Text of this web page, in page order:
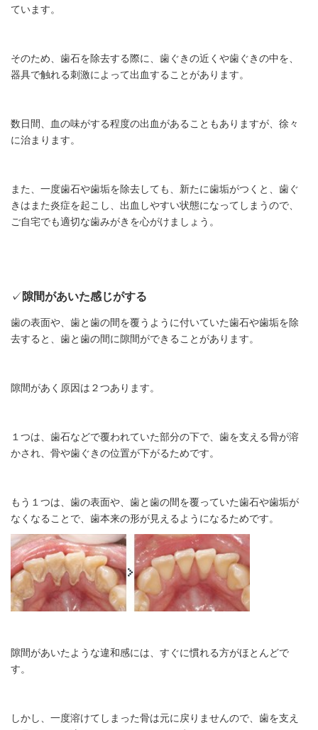
ています。
そのため、歯石を除去する際に、歯ぐきの近くや歯ぐきの中を、
器具で触れる刺激によって出血することがあります。
数日間、血の味がする程度の出血があることもありますが、徐々
に治まります。
また、一度歯石や歯垢を除去しても、新たに歯垢がつくと、歯ぐ
きはまた炎症を起こし、出血しやすい状態になってしまうので、
ご自宅でも適切な歯みがきを心がけましょう。
✓隙間があいた感じがする
歯の表面や、歯と歯の間を覆うように付いていた歯石や歯垢を除
去すると、歯と歯の間に隙間ができることがあります。
隙間があく原因は２つあります。
１つは、歯石などで覆われていた部分の下で、歯を支える骨が溶
かされ、骨や歯ぐきの位置が下がるためです。
もう１つは、歯の表面や、歯と歯の間を覆っていた歯石や歯垢が
なくなることで、歯本来の形が見えるようになるためです。
隙間があいたような違和感には、すぐに慣れる方がほとんどで
す。
しかし、一度溶けてしまった骨は元に戻りませんので、歯を支え